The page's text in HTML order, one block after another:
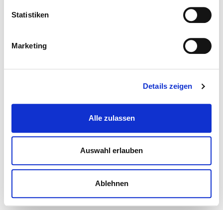
Statistiken
Marketing
Details zeigen
Alle zulassen
Auswahl erlauben
Ablehnen